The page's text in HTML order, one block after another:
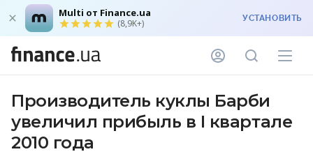
Multi от Finance.ua
(8,9K+) УСТАНОВИТЬ
Производитель куклы Барби
увеличил прибыль в I квартале
2010 года